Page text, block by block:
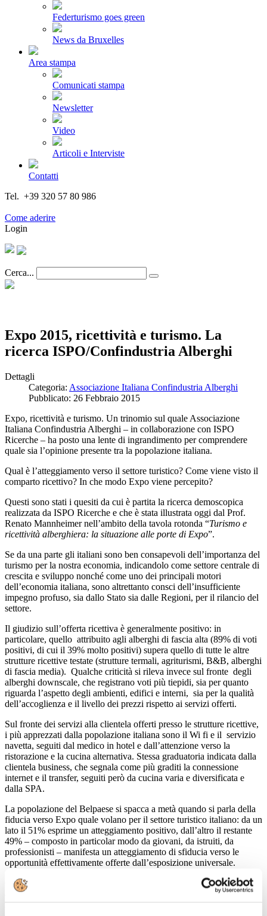
Federturismo goes green
News da Bruxelles
Area stampa
Comunicati stampa
Newsletter
Video
Articoli e Interviste
Contatti
Tel. +39 320 57 80 986
Come aderire
Login
Cerca...
Expo 2015, ricettività e turismo. La
ricerca ISPO/Confindustria Alberghi
Dettagli
Categoria: Associazione Italiana Confindustria Alberghi
Pubblicato: 26 Febbraio 2015
Expo, ricettività e turismo. Un trinomio sul quale Associazione
Italiana Confindustria Alberghi – in collaborazione con ISPO
Ricerche – ha posto una lente di ingrandimento per comprendere
quale sia l’opinione presente tra la popolazione italiana.
Qual è l’atteggiamento verso il settore turistico? Come viene visto il
comparto ricettivo? In che modo Expo viene percepito?
Questi sono stati i quesiti da cui è partita la ricerca demoscopica
realizzata da ISPO Ricerche e che è stata illustrata oggi dal Prof.
Renato Mannheimer nell’ambito della tavola rotonda “Turismo e
ricettività alberghiera: la situazione alle porte di Expo”.
Se da una parte gli italiani sono ben consapevoli dell’importanza del
turismo per la nostra economia, indicandolo come settore centrale di
crescita e sviluppo nonché come uno dei principali motori
dell’economia italiana, sono altrettanto consci dell’insufficiente
impegno profuso, sia dallo Stato sia dalle Regioni, per il rilancio del
settore.
Il giudizio sull’offerta ricettiva è generalmente positivo: in
particolare, quello attribuito agli alberghi di fascia alta (89% di voti
positivi, di cui il 39% molto positivi) supera quello di tutte le altre
strutture ricettive testate (strutture termali, agriturismi, B&B, alberghi
di fascia media). Qualche criticità si rileva invece sul fronte degli
alberghi downscale, che registrano voti più tiepidi, sia per quanto
riguarda l’aspetto degli ambienti, edifici e interni, sia per la qualità
dell’accoglienza e il livello dei prezzi rispetto ai servizi offerti.
Sul fronte dei servizi alla clientela offerti presso le strutture ricettive,
i più apprezzati dalla popolazione italiana sono il Wi fi e il servizio
navetta, seguiti dal medico in hotel e dall’attenzione verso la
ristorazione e la cucina alternativa. Stessa graduatoria indicata dalla
clientela business, che segnala come più graditi la connessione
internet e il transfer, seguiti però da cucina varia e diversificata e
dalla SPA.
La popolazione del Belpaese si spacca a metà quando si parla della
fiducia verso Expo quale volano per il settore turistico italiano: da un
lato il 51% esprime un atteggiamento positivo, dall’altro il restante
49% – composto in particolar modo da giovani, da istruiti, da
professionisti – manifesta un atteggiamento di sfiducia verso le
opportunità effettivamente offerte dall’esposizione universale.
Ciò che più preoccupa è il dopo-Expo, con particolare riferimento
alle opportunità occupazionali che si verranno a creare grazie alla